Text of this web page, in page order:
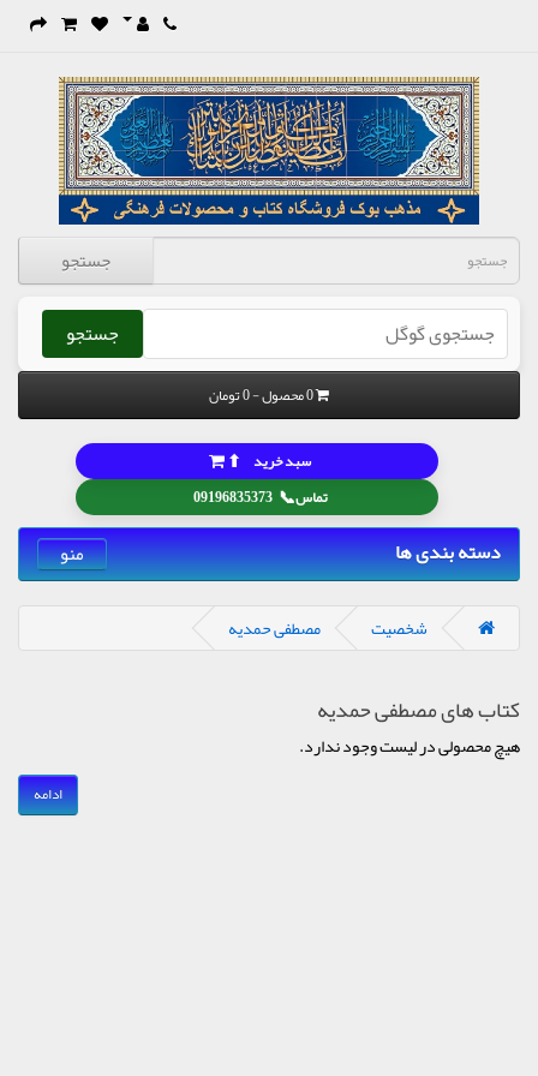
جستجو
جستجو
0 محصول - 0 تومان
تماس📞
09196835373
سبد خرید ⬆
دسته بندی ها منو
شخصیت مصطفی حمدیه
کتاب های مصطفی حمدیه
هیچ محصولی در لیست وجود ندارد.
ادامه